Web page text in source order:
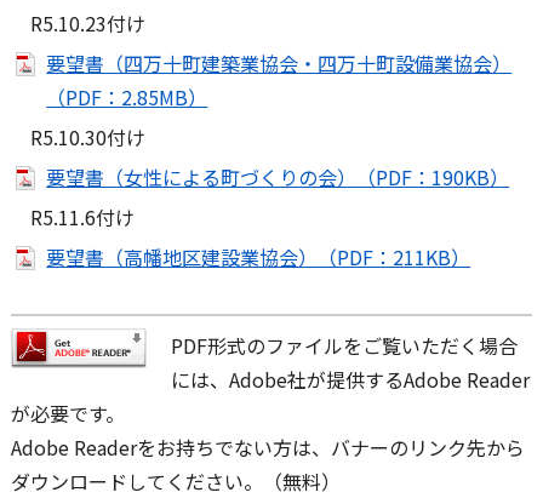
R5.10.23付け
要望書（四万十町建築業協会・四万十町設備業協会）
（PDF：2.85MB）
R5.10.30付け
要望書（女性による町づくりの会）（PDF：190KB）
R5.11.6付け
要望書（高幡地区建設業協会）（PDF：211KB）
PDF形式のファイルをご覧いただく場合
には、Adobe社が提供するAdobe Reader
が必要です。
Adobe Readerをお持ちでない方は、バナーのリンク先から
ダウンロードしてください。（無料）